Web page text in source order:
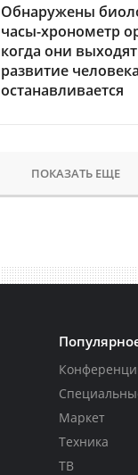
Обнаружены
часы-хронометр
когда они
развитие человека
останавливается
ПОКАЗАТЬ ЕЩЕ
Маркет
Техника
ТВ